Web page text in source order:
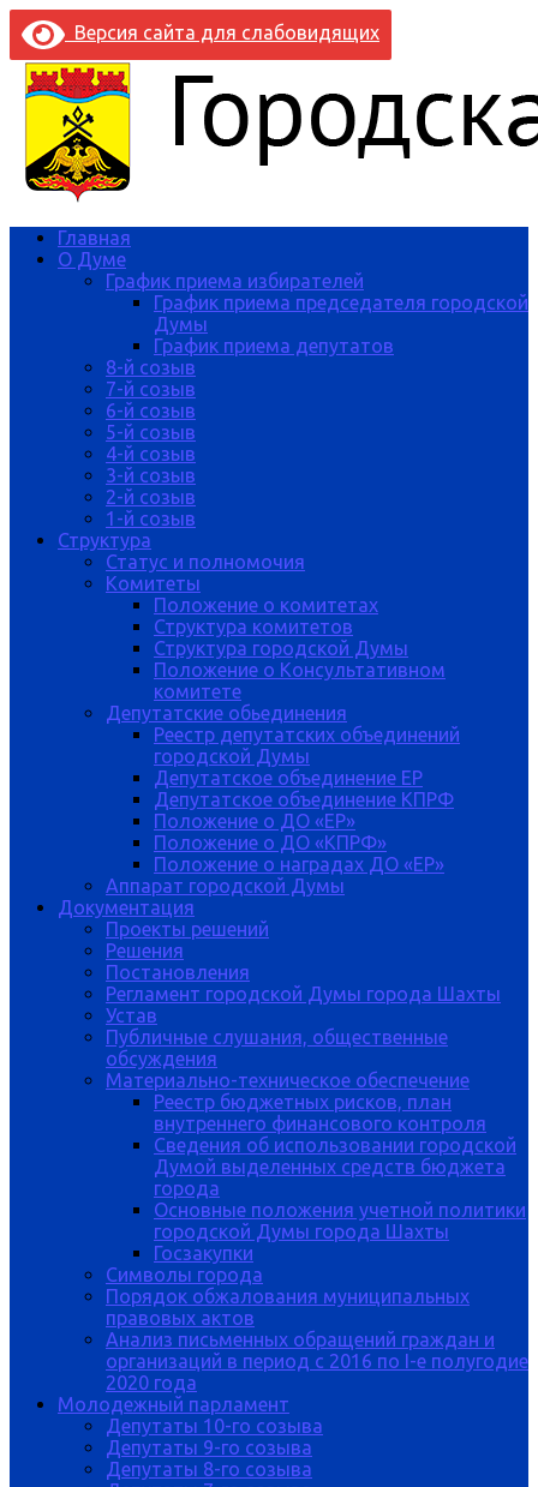
Версия сайта для слабовидящих
Главная
О Думе
График приема избирателей
График приема председателя городской
Думы
График приема депутатов
8-й созыв
7-й созыв
6-й созыв
5-й созыв
4-й созыв
3-й созыв
2-й созыв
1-й созыв
Структура
Статус и полномочия
Комитеты
Положение о комитетах
Структура комитетов
Структура городской Думы
Положение о Консультативном
комитете
Депутатские обьединения
Реестр депутатских объединений
городской Думы
Депутатское объединение ЕР
Депутатское объединение КПРФ
Положение о ДО «ЕР»
Положение о ДО «КПРФ»
Положение о наградах ДО «ЕР»
Аппарат городской Думы
Документация
Проекты решений
Решения
Постановления
Регламент городской Думы города Шахты
Устав
Публичные слушания, общественные
обсуждения
Материально-техническое обеспечение
Реестр бюджетных рисков, план
внутреннего финансового контроля
Сведения об использовании городской
Думой выделенных средств бюджета
города
Основные положения учетной политики
городской Думы города Шахты
Госзакупки
Символы города
Порядок обжалования муниципальных
правовых актов
Анализ письменных обращений граждан и
организаций в период с 2016 по I-е полугодие
2020 года
Молодежный парламент
Депутаты 10-го созыва
Депутаты 9-го созыва
Депутаты 8-го созыва